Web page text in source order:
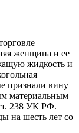
женщина и ее
жидкость и
признали вину
материальным
238 УК РФ.
на шесть лет со